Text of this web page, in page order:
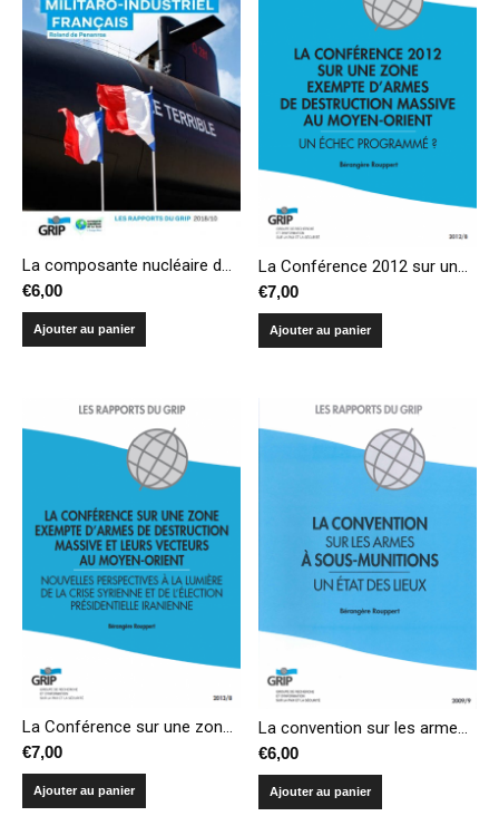
La composante nucléaire du complexe militaro-industriel français
€6,00
Ajouter au panier
La Conférence 2012 sur une zone exempte d’armes de destruction massive au Moyen-Orient : un échec programmé?
€7,00
Ajouter au panier
La Conférence sur une zone exempte d’armes de destruction massive et leurs vecteurs au Moyen-Orient
€7,00
Ajouter au panier
€6,00
Ajouter au panier